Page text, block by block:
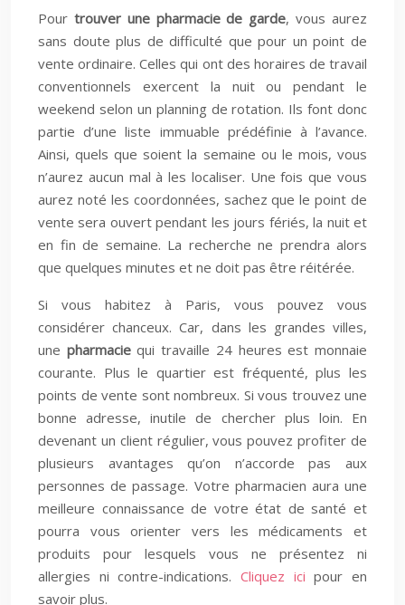
Pour trouver une pharmacie de garde, vous aurez
sans doute plus de difficulté que pour un point de
vente ordinaire. Celles qui ont des horaires de travail
conventionnels exercent la nuit ou pendant le
weekend selon un planning de rotation. Ils font donc
partie d’une liste immuable prédéfinie à l’avance.
Ainsi, quels que soient la semaine ou le mois, vous
n’aurez aucun mal à les localiser. Une fois que vous
aurez noté les coordonnées, sachez que le point de
vente sera ouvert pendant les jours fériés, la nuit et
en fin de semaine. La recherche ne prendra alors
que quelques minutes et ne doit pas être réitérée.
Si vous habitez à Paris, vous pouvez vous
considérer chanceux. Car, dans les grandes villes,
une pharmaciequi travaille 24 heures est monnaie
courante. Plus le quartier est fréquenté, plus les
points de vente sont nombreux. Si vous trouvez une
bonne adresse, inutile de chercher plus loin. En
devenant un client régulier, vous pouvez profiter de
plusieurs avantages qu’on n’accorde pas aux
personnes de passage. Votre pharmacien aura une
meilleure connaissance de votre état de santé et
pourra vous orienter vers les médicaments et
produits pour lesquels vous ne présentez ni
allergies ni contre-indications. Cliquez ici pour en
savoir plus.